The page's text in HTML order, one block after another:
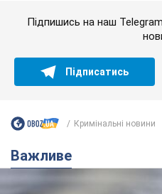
Підпишись на наш
Підписатись
Кримінальні новини
Важливе